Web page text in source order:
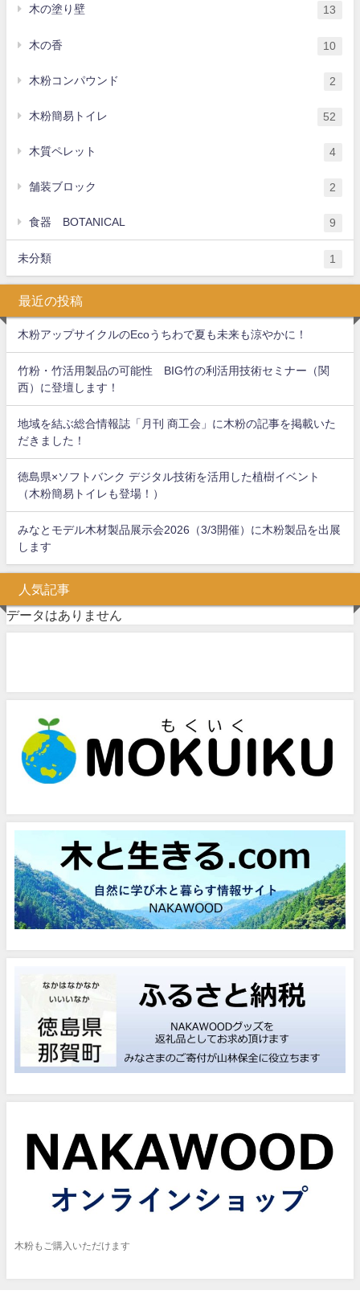
木の塗り壁 13
木の香 10
木粉コンパウンド 2
木粉簡易トイレ 52
木質ペレット 4
舗装ブロック 2
食器 BOTANICAL 9
未分類 1
最近の投稿
木粉アップサイクルのEcoうちわで夏も未来も涼やかに！
竹粉・竹活用製品の可能性 BIG竹の利活用技術セミナー（関
西）に登壇します！
地域を結ぶ総合情報誌「月刊 商工会」に木粉の記事を掲載いた
だきました！
徳島県×ソフトバンク デジタル技術を活用した植樹イベント
（木粉簡易トイレも登場！）
みなとモデル木材製品展示会2026（3/3開催）に木粉製品を出展
します
人気記事
データはありません
木粉もご購入いただけます